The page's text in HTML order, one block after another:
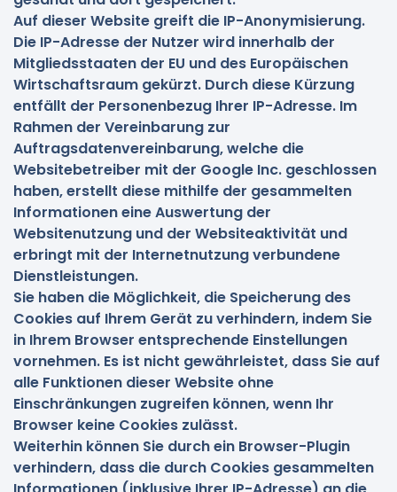
Auf dieser Website greift die IP-Anonymisierung.
Die IP-Adresse der Nutzer wird innerhalb der
Mitgliedsstaaten der EU und des Europäischen
Wirtschaftsraum gekürzt. Durch diese Kürzung
entfällt der Personenbezug Ihrer IP-Adresse. Im
Rahmen der Vereinbarung zur
Auftragsdatenvereinbarung, welche die
Websitebetreiber mit der Google Inc. geschlossen
haben, erstellt diese mithilfe der gesammelten
Informationen eine Auswertung der
Websitenutzung und der Websiteaktivität und
erbringt mit der Internetnutzung verbundene
Dienstleistungen.
Sie haben die Möglichkeit, die Speicherung des
Cookies auf Ihrem Gerät zu verhindern, indem Sie
in Ihrem Browser entsprechende Einstellungen
vornehmen. Es ist nicht gewährleistet, dass Sie auf
alle Funktionen dieser Website ohne
Einschränkungen zugreifen können, wenn Ihr
Browser keine Cookies zulässt.
Weiterhin können Sie durch ein Browser-Plugin
verhindern, dass die durch Cookies gesammelten